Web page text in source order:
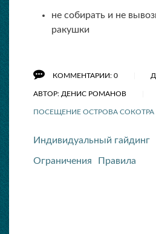
не собирать и не
ракушки
КОММЕНТАРИИ: 0
АВТОР: ДЕНИС РОМАНОВ
ПОСЕЩЕНИЕ ОСТРОВА CОКОТРА
Индивидуальный гайдинг
Ограничения Правила